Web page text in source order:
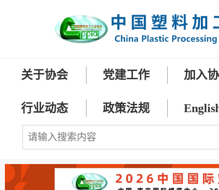
关于协会 党建工作 加入
行业动态 政策法规